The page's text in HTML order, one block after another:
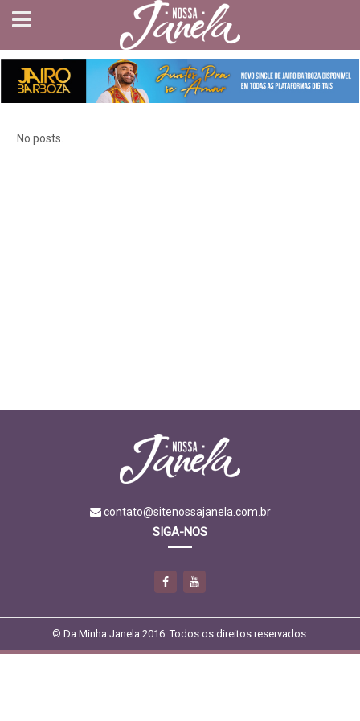
No posts.
contato@sitenossajanela.com.br
SIGA-NOS
© Da Minha Janela 2016. Todos os direitos reservados.